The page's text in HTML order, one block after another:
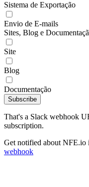
Sistema de Exportação
Envio de E-mails
Sites, Blog e
Site
Blog
Documentação
Subscribe
That's a Slack webhook
subscription.
Get notified about NFE.io
webhook